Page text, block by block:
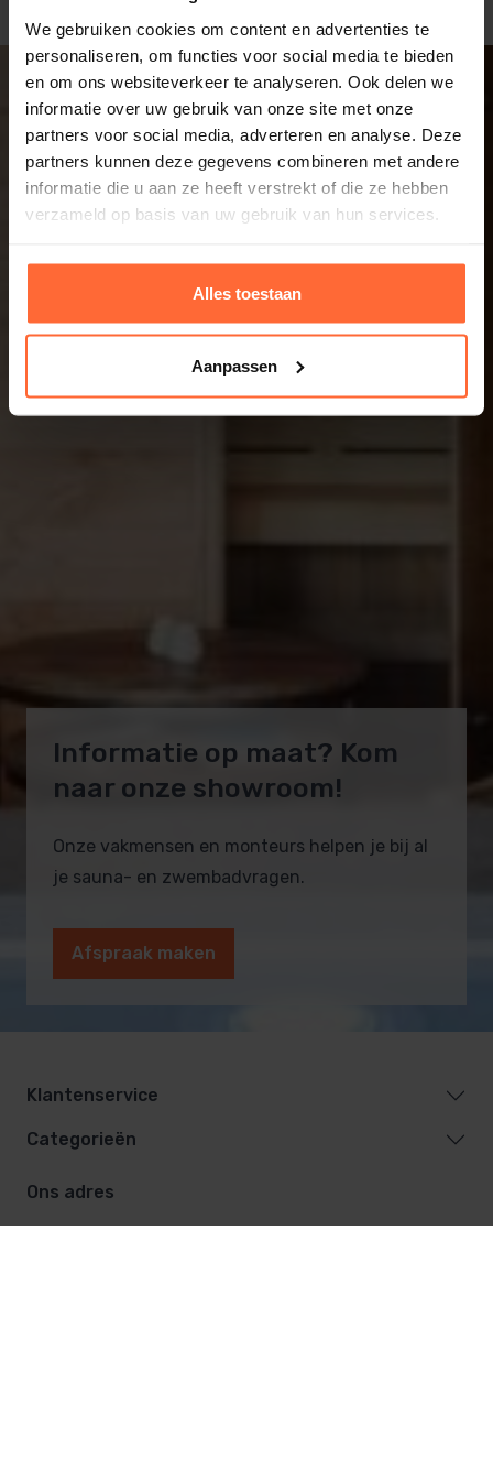
We gebruiken cookies om content en advertenties te
personaliseren, om functies voor social media te bieden
en om ons websiteverkeer te analyseren. Ook delen we
informatie over uw gebruik van onze site met onze
partners voor social media, adverteren en analyse. Deze
partners kunnen deze gegevens combineren met andere
informatie die u aan ze heeft verstrekt of die ze hebben
verzameld op basis van uw gebruik van hun services.
Alles toestaan
Aanpassen
Informatie op maat? Kom
naar onze showroom!
Onze vakmensen en monteurs helpen je bij al
je sauna- en zwembadvragen.
Afspraak maken
Klantenservice
Categorieën
Ons adres